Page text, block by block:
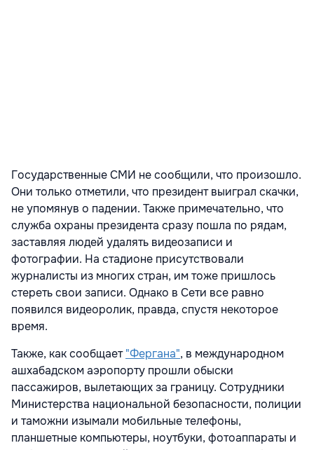
Государственные СМИ не сообщили, что произошло.
Они только отметили, что президент выиграл скачки,
не упомянув о падении. Также примечательно, что
служба охраны президента сразу пошла по рядам,
заставляя людей удалять видеозаписи и
фотографии. На стадионе присутствовали
журналисты из многих стран, им тоже пришлось
стереть свои записи. Однако в Сети все равно
появился видеоролик, правда, спустя некоторое
время.
Также, как сообщает"Фергана", в международном
ашхабадском аэропорту прошли обыски
пассажиров, вылетающих за границу. Сотрудники
Министерства национальной безопасности, полиции
и таможни изымали мобильные телефоны,
планшетные компьютеры, ноутбуки, фотоаппараты и